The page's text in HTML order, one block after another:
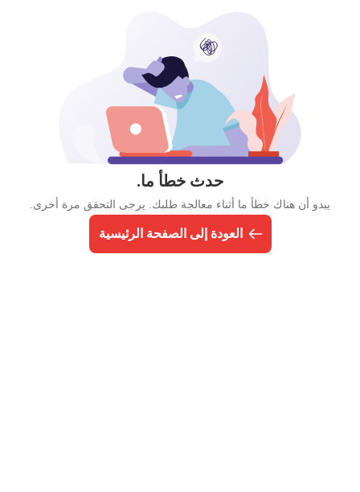
حدث خطأ ما.
يبدو أن هناك خطأ ما أثناء معالجة طلبك. يرجى التحقق مرة أخرى.
العودة إلى الصفحة الرئيسية